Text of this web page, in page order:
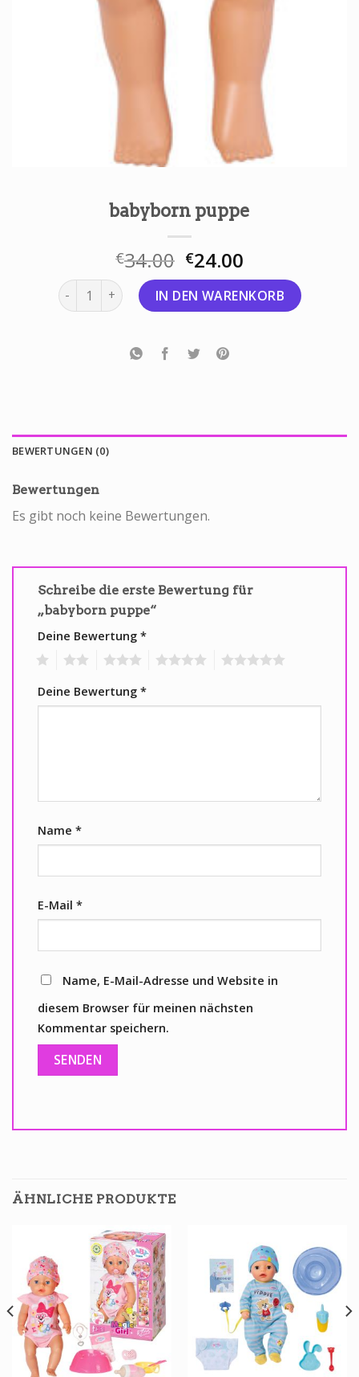
babyborn puppe
€34.00 €24.00
babyborn puppe MengeIN DEN WARENKORB
BEWERTUNGEN (0)
Bewertungen
Es gibt noch keine Bewertungen.
Schreibe die erste Bewertung für
„babyborn puppe“
Deine Bewertung *
Deine Bewertung *
Name *
E-Mail *
Name, E-Mail-Adresse und Website in
diesem Browser für meinen nächsten
Kommentar speichern.
ÄHNLICHE PRODUKTE